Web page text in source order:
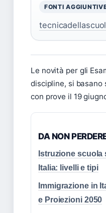
FONTI
Le novità per gli
discipline, si
con prove il 19
DA NON
Istruzione scuola
Italia: livelli e tipi
Immigrazione in
e Proiezioni 2050